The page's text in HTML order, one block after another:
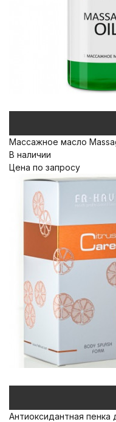
Массажное масло
В наличии
Цена по запросу
Антиоксидантная пенка